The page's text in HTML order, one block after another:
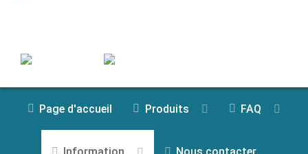
Page d'accueil Produits FAQ